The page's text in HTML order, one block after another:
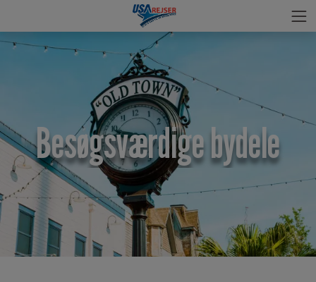
Besøgsværdige bydele